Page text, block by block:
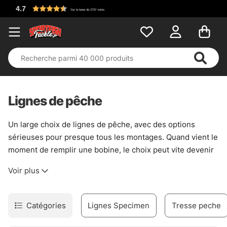
Lignes de pêche
Un large choix de lignes de pêche, avec des options
sérieuses pour presque tous les montages. Quand vient le
moment de remplir une bobine, le choix peut vite devenir
logique, et ce n’est pas toujours la même selon le
La tresse offre une sensation directe et une bonne
transmission au ferrage, surtout quand il faut sentir ce qui
Voir plus
Catégories Lignes Specimen Tresse peche